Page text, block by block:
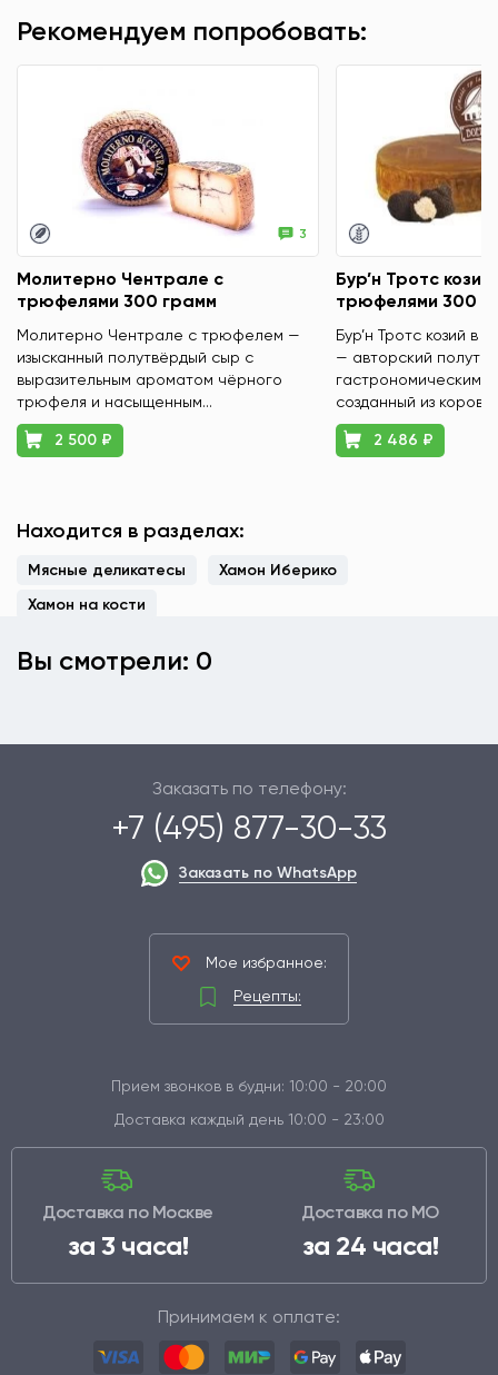
Рекомендуем попробовать:
3
Молитерно Чентрале с
трюфелями 300 грамм
Молитерно Чентрале с трюфелем —
изысканный полутвёрдый сыр с
выразительным ароматом чёрного
трюфеля и насыщенным...
2 500 ₽
Бур’н Тротс
трюфелями 300
Бур’н Тротс козий в
— авторский
гастрономическим
созданный из
2 486 ₽
Находится в разделах:
Мясные деликатесы
Хамон Иберико
Хамон на кости
Вы смотрели: 0
Заказать по телефону:
+7 (495) 877-30-33
Заказать по WhatsApp
Мое избранное:
Рецепты:
Прием звонков в будни: 10:00 - 20:00
Доставка каждый день 10:00 - 23:00
Доставка по Москве
за 3 часа!
Доставка по МО
за 24 часа!
Принимаем к оплате: